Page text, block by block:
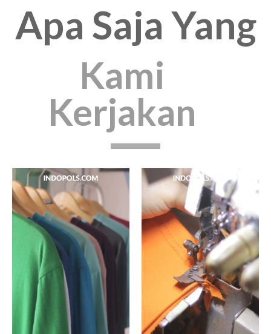
Apa Saja Yang
Kami
Kerjakan